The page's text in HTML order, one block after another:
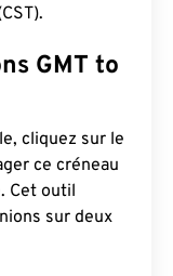
GMT to
cliquez sur le
ce créneau
Cet outil
sur deux